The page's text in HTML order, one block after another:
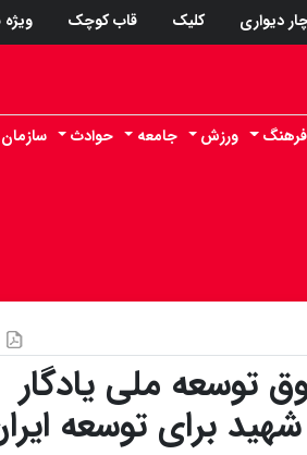
دیواری کلیک قاب کوچک ویژه
فرهنگ ورزش جامعه حوادث
توسعه ملی یادگار
برای توسعه